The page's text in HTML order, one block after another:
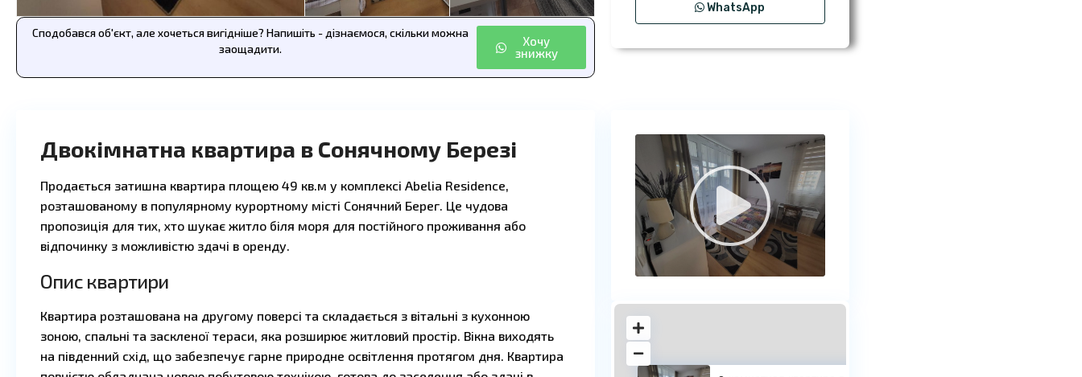
Сподобався об'єкт, але хочеться вигідніше? Напишіть - дізнаємося, скільки можна
заощадити.
Хочу
знижку
WhatsApp
Двокімнатна квартира в Сонячному Березі
Продається затишна квартира площею 49 кв.м у комплексі Abelia Residence,
розташованому в популярному курортному місті Сонячний Берег. Це чудова
пропозиція для тих, хто шукає житло біля моря для постійного проживання або
відпочинку з можливістю здачі в оренду.
Опис квартири
Квартира розташована на другому поверсі та складається з вітальні з кухонною
зоною, спальні та заскленої тераси, яка розширює житловий простір. Вікна виходять
на південний схід, що забезпечує гарне природне освітлення протягом дня. Квартира